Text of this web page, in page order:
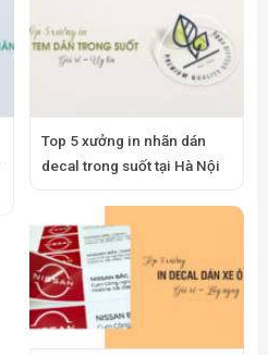
Top 5 xưởng in nhãn dán
decal trong suốt tại Hà Nội